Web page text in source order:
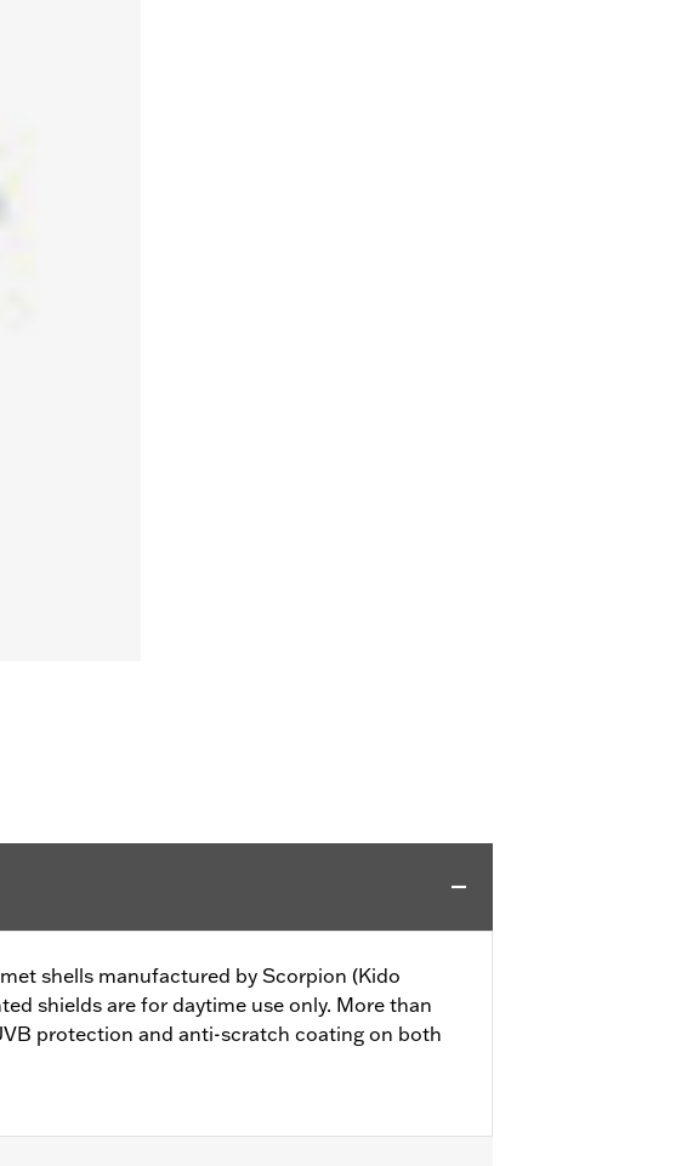
shells manufactured by Scorpion (Kido
shields are for daytime use only. More than
protection and anti-scratch coating on both